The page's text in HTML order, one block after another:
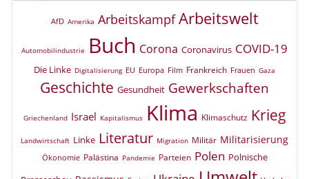
AfD Amerika Arbeitskampf Arbeitswelt
Automobilindustrie Buch Corona Coronavirus COVID-19
Die Linke Digitalisierung EU Europa Film Frankreich Frauen Gaza
Geschichte Gesundheit Gewerkschaften
Griechenland Israel Kapitalismus Klima Klimaschutz Krieg
Landwirtschaft Linke Literatur Migration Militär Militarisierung
Ökonomie Palästina Pandemie Parteien Polen Polnische